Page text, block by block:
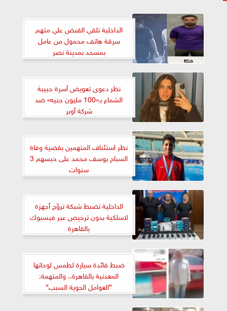
الداخلية تلقي القبض علي متهم
سرقة هاتف محمول من عامل
بمسجد بمدينة نصر
نظر دعوى تعويض أسرة حبيبة
الشماع بـ«100 مليون جنيه» ضد
شركة أوبر
نظر استئناف المتهمين بقضية وفاة
السباح يوسف محمد على حبسهم 3
سنوات
الداخلية تضبط شبكة تروّج أجهزة
لاسلكية بدون ترخيص عبر فيسبوك
بالقاهرة
ضبط قائدة سيارة لطمس لوحاتها
المعدنية بالقاهرة.. والمتهمة:
”العوامل الجوية السبب”